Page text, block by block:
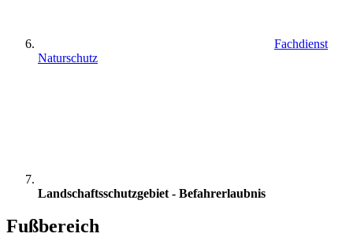
Fachdienst
Naturschutz
Landschaftsschutzgebiet - Befahrerlaubnis
Fußbereich